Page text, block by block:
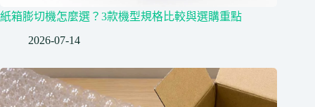
紙箱膨切機怎麼選？3款機型規格比較與選購重點
2026-07-14